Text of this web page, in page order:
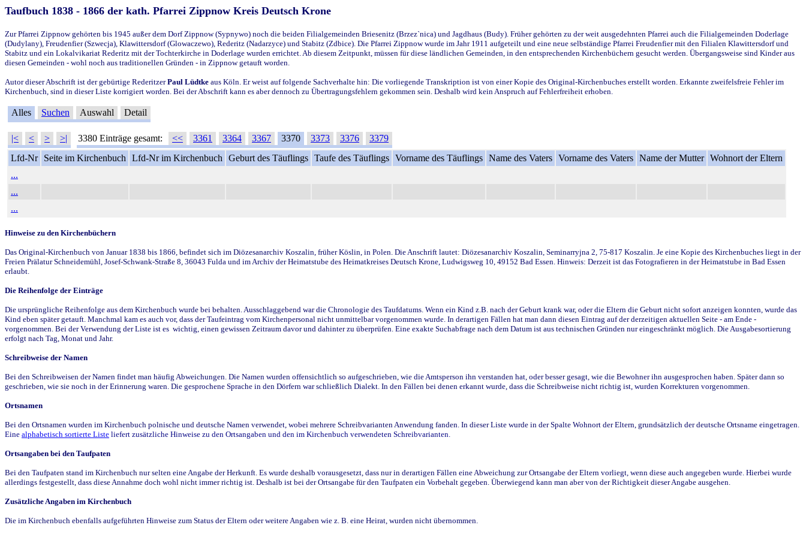
Taufbuch 1838 - 1866 der kath. Pfarrei Zippnow Kreis Deutsch Krone
Zur Pfarrei Zippnow gehörten bis 1945 außer dem Dorf Zippnow (Sypnywo) noch die beiden Filialgemeinden Briesenitz (Brzez`nica) und Jagdhaus (Budy). Früher gehörten zu der weit ausgedehnten Pfarrei auch die Filialgemeinden Doderlage
(Dudylany), Freudenfier (Szwecja), Klawittersdorf (Glowaczewo), Rederitz (Nadarzyce) und Stabitz (Zdbice). Die Pfarrei Zippnow wurde im Jahr 1911 aufgeteilt und eine neue selbständige Pfarrei Freudenfier mit den Filialen Klawittersdorf und
Stabitz und ein Lokalvikariat Rederitz mit der Tochterkirche in Doderlage wurden errichtet. Ab diesem Zeitpunkt, müssen für diese ländlichen Gemeinden, in den entsprechenden Kirchenbüchern gesucht werden. Übergangsweise sind Kinder aus
diesen Gemeinden - wohl noch aus traditionellen Gründen - in Zippnow getauft worden.
Autor dieser Abschrift ist der gebürtige RederitzerPaul Lüdtke aus Köln. Er weist auf folgende Sachverhalte hin: Die vorliegende Transkription ist von einer Kopie des Original-Kirchenbuches erstellt worden. Erkannte zweifelsfreie Fehler im
Kirchenbuch, sind in dieser Liste korrigiert worden. Bei der Abschrift kann es aber dennoch zu Übertragungsfehlern gekommen sein. Deshalb wird kein Anspruch auf Fehlerfreiheit erhoben.
Alles Suchen Auswahl Detail
|< < > >| 3380 Einträge gesamt: << 3361 3364 3367 3370 3373 3376
3379
Lfd-Nr
Seite im Kirchenbuch Lfd-Nr im Kirchenbuch Geburt des Täuflings Taufe des Täuflings Vorname des Täuflings Name des Vaters Vorname des Vaters Name der Mutter Wohnort der Eltern
...
...
...
Hinweise zu den Kirchenbüchern
Das Original-Kirchenbuch von Januar 1838 bis 1866, befindet sich im Diözesanarchiv Koszalin, früher Köslin, in Polen. Die Anschrift lautet: Diözesanarchiv Koszalin, Seminarryjna 2, 75-817 Koszalin. Je eine Kopie des Kirchenbuches liegt in der
Freien Prälatur Schneidemühl, Josef-Schwank-Straße 8, 36043 Fulda und im Archiv der Heimatstube des Heimatkreises Deutsch Krone, Ludwigsweg 10, 49152 Bad Essen. Hinweis: Derzeit ist das Fotografieren in der Heimatstube in Bad Essen
erlaubt.
Die Reihenfolge der Einträge
Die ursprüngliche Reihenfolge aus dem Kirchenbuch wurde bei behalten. Ausschlaggebend war die Chronologie des Taufdatums. Wenn ein Kind z.B. nach der Geburt krank war, oder die Eltern die Geburt nicht sofort anzeigen konnten, wurde das
Kind eben später getauft. Manchmal kam es auch vor, dass der Taufeintrag vom Kirchenpersonal nicht unmittelbar vorgenommen wurde. In derartigen Fällen hat man dann diesen Eintrag auf der derzeitigen aktuellen Seite - am Ende -
vorgenommen. Bei der Verwendung der Liste ist es wichtig, einen gewissen Zeitraum davor und dahinter zu überprüfen. Eine exakte Suchabfrage nach dem Datum ist aus technischen Gründen nur eingeschränkt möglich. Die Ausgabesortierung
erfolgt nach Tag, Monat und Jahr.
Schreibweise der Namen
Bei den Schreibweisen der Namen findet man häufig Abweichungen. Die Namen wurden offensichtlich so aufgeschrieben, wie die Amtsperson ihn verstanden hat, oder besser gesagt, wie die Bewohner ihn ausgesprochen haben. Später dann so
geschrieben, wie sie noch in der Erinnerung waren. Die gesprochene Sprache in den Dörfern war schließlich Dialekt. In den Fällen bei denen erkannt wurde, dass die Schreibweise nicht richtig ist, wurden Korrekturen vorgenommen.
Ortsnamen
Bei den Ortsnamen wurden im Kirchenbuch polnische und deutsche Namen verwendet, wobei mehrere Schreibvarianten Anwendung fanden. In dieser Liste wurde in der Spalte Wohnort der Eltern, grundsätzlich der deutsche Ortsname eingetragen.
Eine alphabetisch sortierte Liste liefert zusätzliche Hinweise zu den Ortsangaben und den im Kirchenbuch verwendeten Schreibvarianten.
Ortsangaben bei den Taufpaten
Bei den Taufpaten stand im Kirchenbuch nur selten eine Angabe der Herkunft. Es wurde deshalb vorausgesetzt, dass nur in derartigen Fällen eine Abweichung zur Ortsangabe der Eltern vorliegt, wenn diese auch angegeben wurde. Hierbei wurde
allerdings festgestellt, dass diese Annahme doch wohl nicht immer richtig ist. Deshalb ist bei der Ortsangabe für den Taufpaten ein Vorbehalt gegeben. Überwiegend kann man aber von der Richtigkeit dieser Angabe ausgehen.
Zusätzliche Angaben im Kirchenbuch
Die im Kirchenbuch ebenfalls aufgeführten Hinweise zum Status der Eltern oder weitere Angaben wie z. B. eine Heirat, wurden nicht übernommen.